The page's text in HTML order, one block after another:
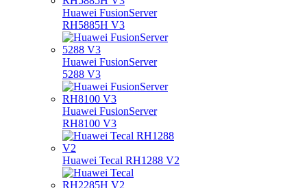
Huawei FusionServer
RH5885H V3
Huawei FusionServer
5288 V3
Huawei FusionServer
RH8100 V3
Huawei Tecal RH1288 V2